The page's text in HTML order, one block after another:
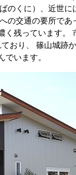
のくに）、近世に
の交通の要所であ
く残っています。
おり、 篠山城跡
います。